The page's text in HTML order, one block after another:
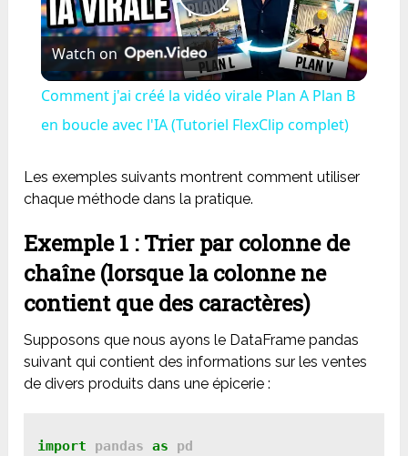
Play
Video
Watch on
Comment j'ai créé la vidéo virale Plan A Plan B
en boucle avec l'IA (Tutoriel FlexClip complet)
Les exemples suivants montrent comment utiliser
chaque méthode dans la pratique.
Exemple 1 : Trier par colonne de
chaîne (lorsque la colonne ne
contient que des caractères)
Supposons que nous ayons le DataFrame pandas
suivant qui contient des informations sur les ventes
de divers produits dans une épicerie :
import pandas as pd